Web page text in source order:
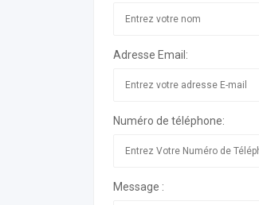
Adresse Email:
Numéro de téléphone:
Message :